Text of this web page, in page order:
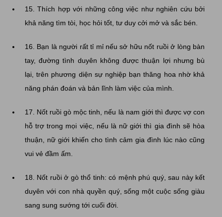
15. Thích hợp với những công việc như nghiên cứu bởi
khả năng tìm tòi, học hỏi tốt, tư duy cởi mở và sắc bén.
16. Bạn là người rất tỉ mỉ nếu sở hữu nốt ruồi ở lòng bàn
tay, đường tình duyên không được thuận lợi nhưng bù
lại, trên phương diện sự nghiệp bạn thăng hoa nhờ khả
năng phán đoán và bản lĩnh làm việc của mình.
17. Nốt ruồi gò mộc tinh, nếu là nam giới thì được vợ con
hỗ trợ trong mọi việc, nếu là nữ giới thì gia đình sẽ hòa
thuận, nữ giới khiến cho tình cảm gia đình lúc nào cũng
vui vẻ đầm ấm.
18. Nốt ruồi ở gò thổ tinh: có mệnh phú quý, sau này kết
duyên với con nhà quyền quý, sống một cuộc sống giàu
sang sung sướng tới cuối đời.